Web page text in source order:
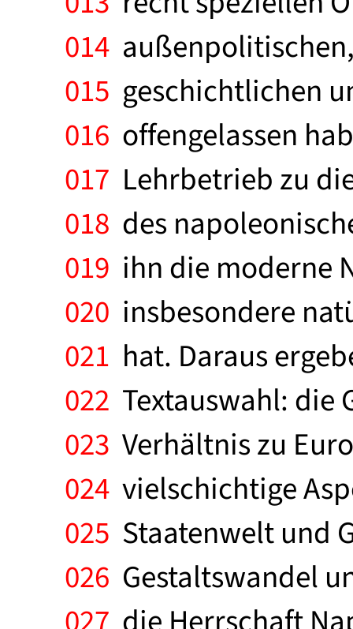
014
015 geschichtlichen
016 offengelassen
017 Lehrbetrieb zu
018 des
019 ihn die moderne
020 insbesondere
021 hat. Daraus
022 Textauswahl: die
023 Verhältnis zu
024 vielschichtige
025 Staatenwelt und
026 Gestaltswandel